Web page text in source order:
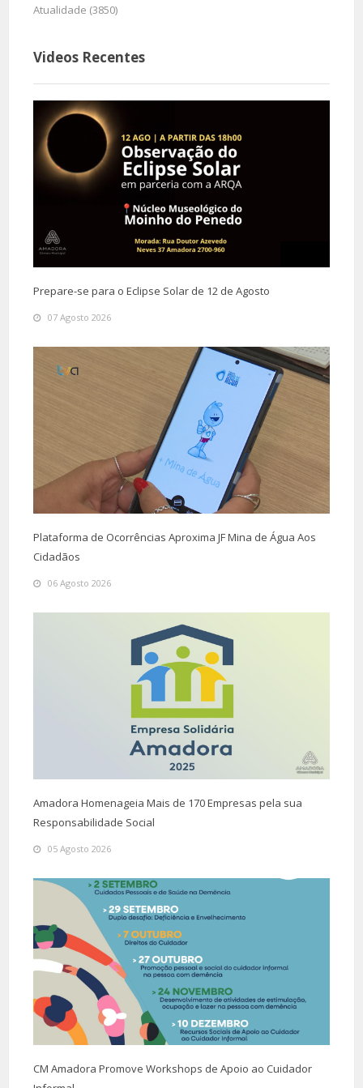
Atualidade (3850)
Videos Recentes
Prepare-se para o Eclipse Solar de 12 de Agosto
07 Agosto 2026
Plataforma de Ocorrências Aproxima JF Mina de Água Aos
Cidadãos
06 Agosto 2026
Amadora Homenageia Mais de 170 Empresas pela sua
Responsabilidade Social
05 Agosto 2026
CM Amadora Promove Workshops de Apoio ao Cuidador